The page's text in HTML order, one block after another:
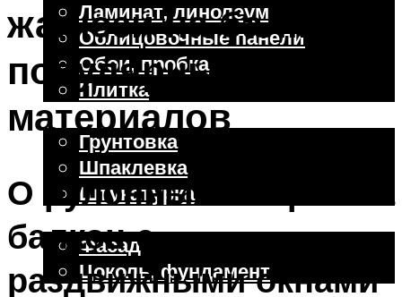
Ламинат, линолеум
Облицовочные панели
Обои, пробка
Плитка
Отделочные работы
Грунтовка
Шпаклевка
Штукатурка
Внешняя отделка
Фасад
Цоколь, фундамент
жалюзи на балкон: 5
популярных
материалов
О рулонных шторах на
балкон с
раздвижными окнами